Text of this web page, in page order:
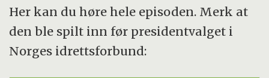
Her kan du høre hele episoden. Merk at
den ble spilt inn før presidentvalget i
Norges idrettsforbund: